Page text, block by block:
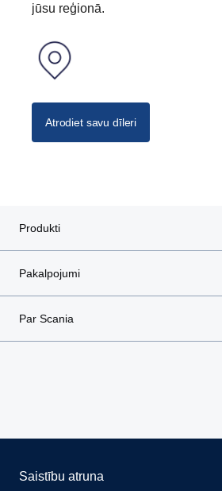
jūsu reģionā.
Atrodiet savu dīleri
Produkti
Pakalpojumi
Par Scania
Saistību atruna